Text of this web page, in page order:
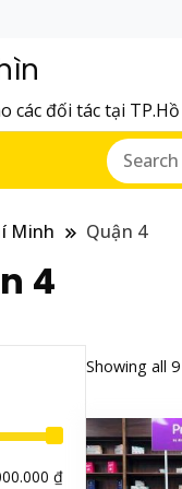
các đối tác tại
Minh Quận 4
4
Showing all
Min
Max
₫